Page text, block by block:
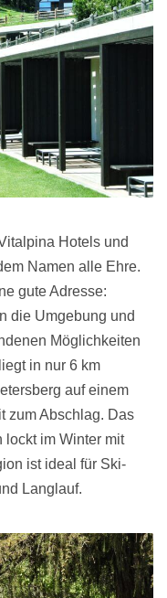
Hotels und
Namen alle Ehre.
gute Adresse:
die Umgebung und
Möglichkeiten
in nur 6 km
auf einem
zum Abschlag. Das
im Winter mit
ist ideal für Ski-
Langlauf.